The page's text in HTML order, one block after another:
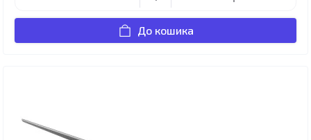
До кошика